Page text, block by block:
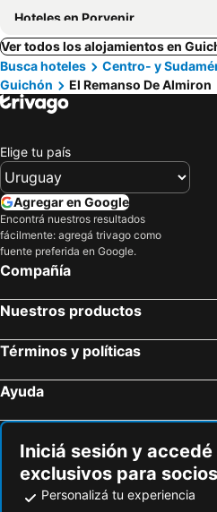
Hoteles en Porvenir
Ver todos los alojamientos en
Busca hoteles
Centro- y
Guichón
El Remanso De Almiron
Elige tu país
Agregar en Google
Encontrá nuestros resultados
fácilmente: agregá trivago como
fuente preferida en Google.
Compañía
Nuestros productos
Términos y políticas
Ayuda
Iniciá sesión y
exclusivos para socios
Personalizá tu experiencia